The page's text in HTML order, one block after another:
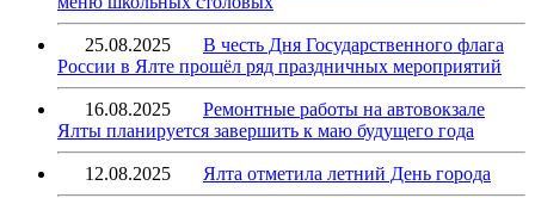
25.08.2025
В честь Дня Государственного флага
России в Ялте прошёл ряд праздничных мероприятий
16.08.2025
Ремонтные работы на автовокзале
Ялты планируется завершить к маю будущего года
12.08.2025 Ялта отметила летний День города